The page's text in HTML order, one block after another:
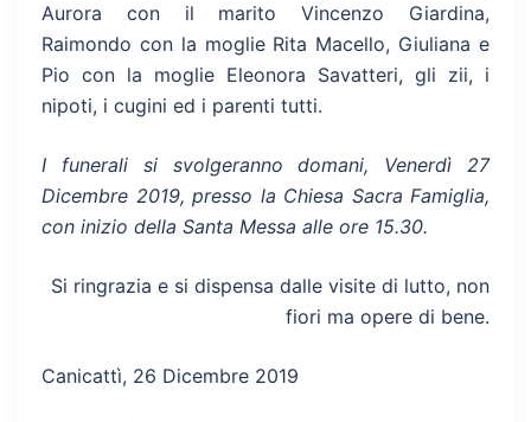
Aurora con il marito Vincenzo Giardina,
Raimondo con la moglie Rita Macello, Giuliana e
Pio con la moglie Eleonora Savatteri, gli zii, i
nipoti, i cugini ed i parenti tutti.
I funerali si svolgeranno domani, Venerdì 27
Dicembre 2019, presso la Chiesa Sacra Famiglia,
con inizio della Santa Messa alle ore 15.30.
Si ringrazia e si dispensa dalle visite di lutto, non
fiori ma opere di bene.
Canicattì, 26 Dicembre 2019